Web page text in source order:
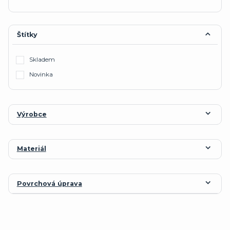
Štítky
Skladem
Novinka
Výrobce
Materiál
Povrchová úprava